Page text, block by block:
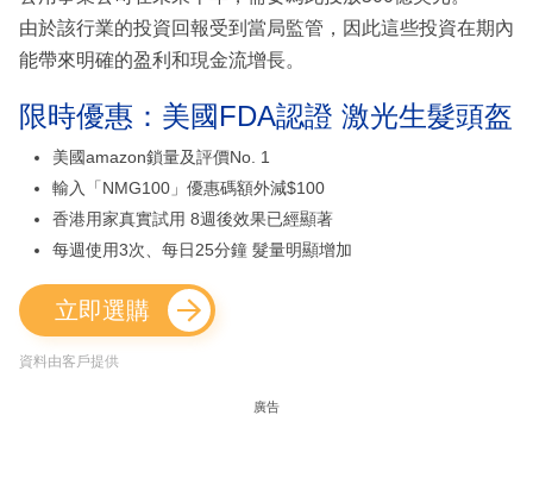
由於該行業的投資回報受到當局監管，因此這些投資在期內
能帶來明確的盈利和現金流增長。
限時優惠：美國FDA認證 激光生髮頭盔
美國amazon鎖量及評價No. 1
輸入「NMG100」優惠碼額外減$100
香港用家真實試用 8週後效果已經顯著
每週使用3次、每日25分鐘 髮量明顯增加
立即選購
資料由客戶提供
廣告